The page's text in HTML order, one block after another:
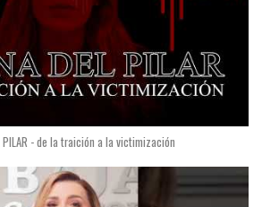
PILAR - de la traición a la victimización